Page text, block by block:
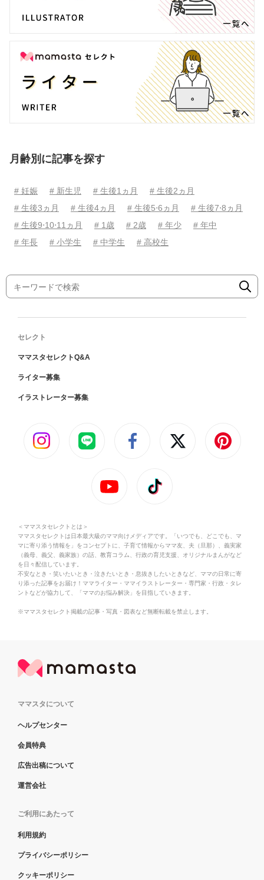
月齢別に記事を探す
# 妊娠 # 新生児 # 生後1ヵ月
# 生後2ヵ月
# 生後3ヵ月
# 生後4ヵ月 # 生後5⋅6ヵ月
# 生後7⋅8ヵ月
# 生後9⋅10⋅11ヵ月
# 1歳 # 2歳 # 年少
# 年中
# 年長
# 小学生 # 中学生 # 高校生
セレクト
ママスタセレクトQ&A
ライター募集
イラストレーター募集
＜ママスタセレクトとは＞
ママスタセレクトは日本最大級のママ向けメディアです。「いつでも、どこでも、マ
マに寄り添う情報を」をコンセプトに、子育て情報からママ友、夫（旦那）、義実家
（義母、義父、義家族）の話、教育コラム、行政の育児支援、オリジナルまんがなど
を日々配信しています。
不安なとき・笑いたいとき・泣きたいとき・息抜きしたいときなど、ママの日常に寄
り添った記事をお届け！ママライター・ママイラストレーター・専門家・行政・タレ
ントなどが協力して、「ママのお悩み解決」を目指していきます。
※ママスタセレクト掲載の記事・写真・図表など無断転載を禁止します。
ママスタについて
ヘルプセンター
会員特典
広告出稿について
運営会社
ご利用にあたって
利用規約
プライバシーポリシー
クッキーポリシー